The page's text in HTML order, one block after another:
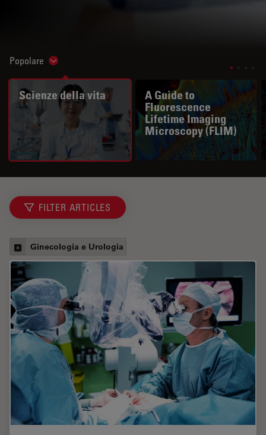
Popolare Show subnavigation
Scienze della vita
A Guide to
Fluorescence
Lifetime Imaging
Microscopy (FLIM)
FILTER ARTICLES
Ginecologia e Urologia